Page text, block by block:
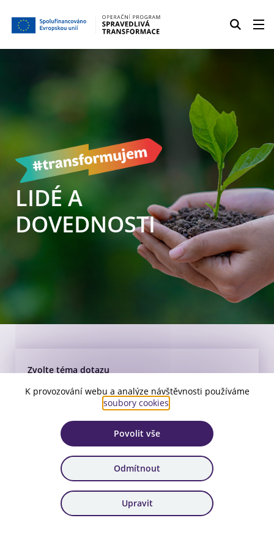
LIDÉ A
DOVEDNOSTI
Zvolte téma dotazu
Hledejte v dotazech
Vymazat filtr
K provozování webu a analýze návštěvnosti používáme
soubory cookies
Povolit vše
Odmítnout
Upravit